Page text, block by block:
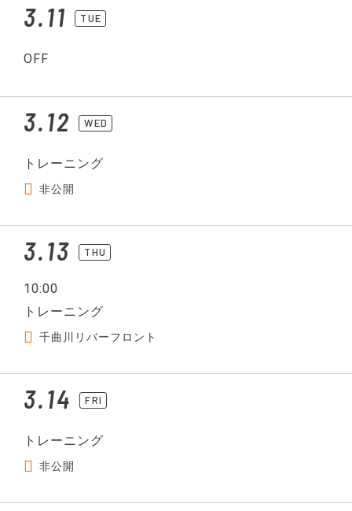
3.11 TUE
OFF
3.12 WED
トレーニング
非公開
3.13 THU
10:00
トレーニング
千曲川リバーフロント
3.14 FRI
トレーニング
非公開